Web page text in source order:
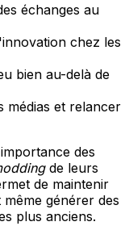
échanges au
chez les
bien au-delà de
médias et relancer
des
de leurs
de maintenir
générer des
plus anciens.